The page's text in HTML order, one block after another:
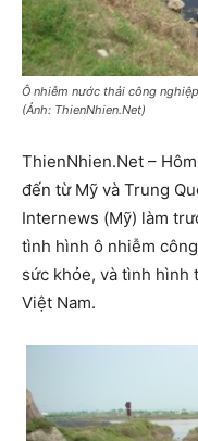
Ô nhiễm nước thải công
(Ảnh: ThienNhien.Net)
ThienNhien.Net –
đến từ Mỹ và Trung
Internews (Mỹ) làm
tình hình ô nhiễm
sức khỏe, và tình hình
Việt Nam.